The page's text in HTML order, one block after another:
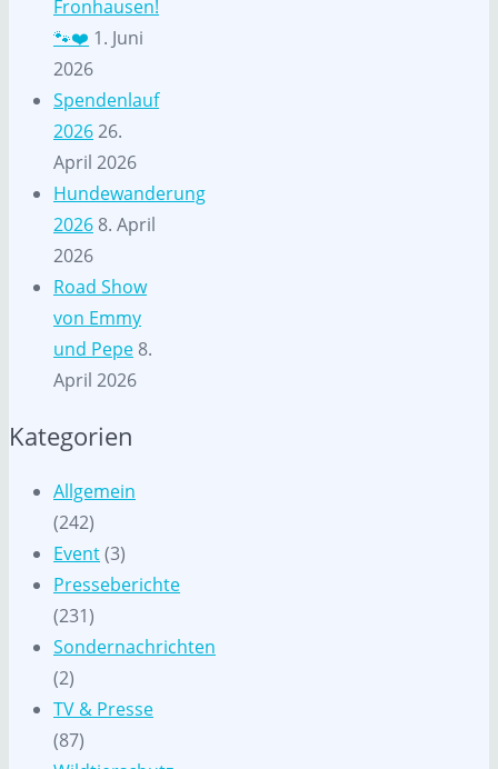
Fronhausen!
🐾❤️ 1. Juni
2026
Spendenlauf
202626.
April 2026
Hundewanderung
2026 8. April
2026
Road Show
von Emmy
und Pepe 8.
April 2026
Kategorien
Allgemein
(242)
Event(3)
Presseberichte
(231)
Sondernachrichten
(2)
TV & Presse
(87)